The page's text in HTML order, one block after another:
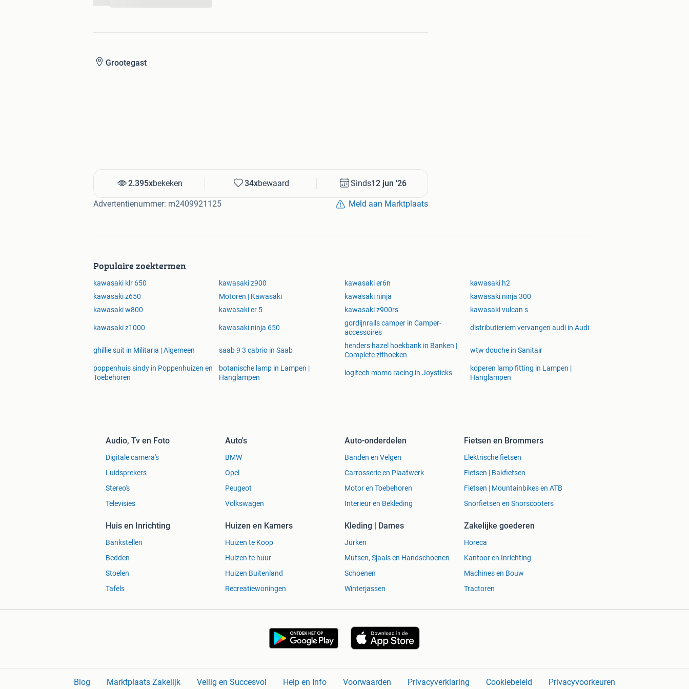
Grootegast
2.395xbekeken 34xbewaard Sinds12 jun '26
Advertentienummer: m2409921125 Meld aan Marktplaats
Populaire zoektermen
kawasaki klr 650 kawasaki z900 kawasaki er6n
kawasaki h2
kawasaki z650
Motoren | Kawasaki kawasaki ninja
kawasaki ninja 300
kawasaki w800
kawasaki er 5 kawasaki z900rs kawasaki vulcan s
kawasaki z1000 kawasaki ninja 650
gordijnrails camper in Camper-
accessoires
distributieriem vervangen audi in Audi
ghillie suit in Militaria | Algemeen saab 9 3 cabrio in Saab
henders hazel hoekbank in Banken |
Complete zithoeken
wtw douche in Sanitair
poppenhuis sindy in Poppenhuizen en
Toebehoren
botanische lamp in Lampen |
Hanglampen
logitech momo racing in Joysticks
koperen lamp fitting in Lampen |
Hanglampen
Audio, Tv en Foto
Digitale camera's
Luidsprekers
Stereo's
Televisies
Auto's
BMW
Opel
Peugeot
Volkswagen
Auto-onderdelen
Banden en Velgen
Carrosserie en Plaatwerk
Motor en Toebehoren
Interieur en Bekleding
Fietsen en Brommers
Elektrische fietsen
Fietsen | Bakfietsen
Fietsen | Mountainbikes en ATB
Snorfietsen en Snorscooters
Huis en Inrichting
Bankstellen
Bedden
Stoelen
Tafels
Huizen en Kamers
Huizen te Koop
Huizen te huur
Huizen Buitenland
Recreatiewoningen
Kleding | Dames
Jurken
Mutsen, Sjaals en Handschoenen
Schoenen
Winterjassen
Zakelijke goederen
Horeca
Kantoor en Inrichting
Machines en Bouw
Tractoren
Blog Marktplaats Zakelijk Veilig en Succesvol Help en Info Voorwaarden Privacyverklaring Cookiebeleid Privacyvoorkeuren